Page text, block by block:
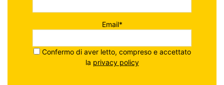
Email*
Confermo di aver letto, compreso e accettato
la privacy policy